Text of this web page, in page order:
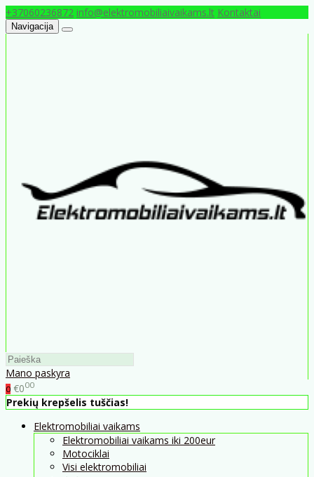
+37060236872 info@elektromobiliaivaikams.lt Kontaktai
Navigacija
Mano paskyra
0 €000
Prekių krepšelis tuščias!
Elektromobiliai vaikams
Elektromobiliai vaikams iki 200eur
Motociklai
Visi elektromobiliai